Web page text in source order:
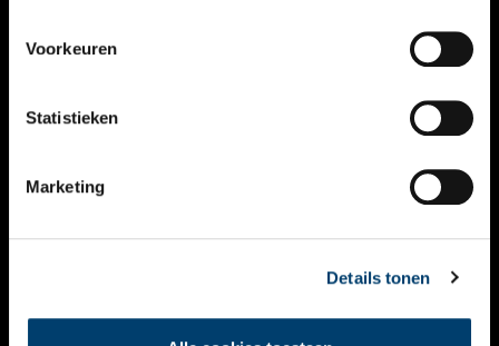
Voorkeuren
Statistieken
Marketing
Details tonen
KALENDER
THEMA’S
VIDEO’S
CONTACT